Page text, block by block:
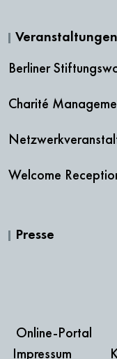
Veranstaltungen
Berliner
Charité
Welcome
Presse
Online-Portal
Impressum